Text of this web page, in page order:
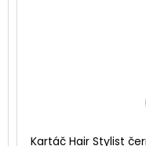
Kartáč Hair Stylist